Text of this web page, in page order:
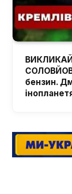
бензин.